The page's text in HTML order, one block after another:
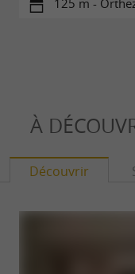
125 m -
À
Découvrir